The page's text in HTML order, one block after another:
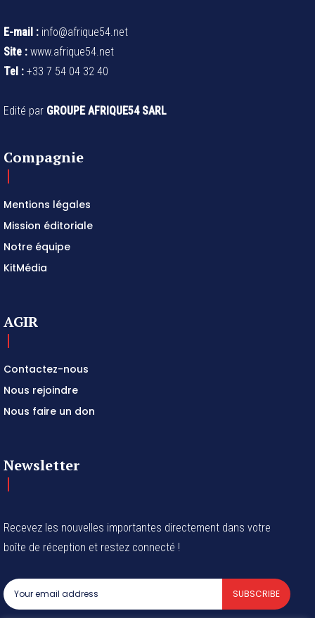
E-mail : info@afrique54.net
Site : www.afrique54.net
Tel : +33 7 54 04 32 40
Edité par GROUPE AFRIQUE54 SARL
Compagnie
Mentions légales
Mission éditoriale
Notre équipe
KitMédia
AGIR
Contactez-nous
Nous rejoindre
Nous faire un don
Newsletter
Recevez les nouvelles importantes directement dans votre
boîte de réception et restez connecté !
SUBSCRIBE